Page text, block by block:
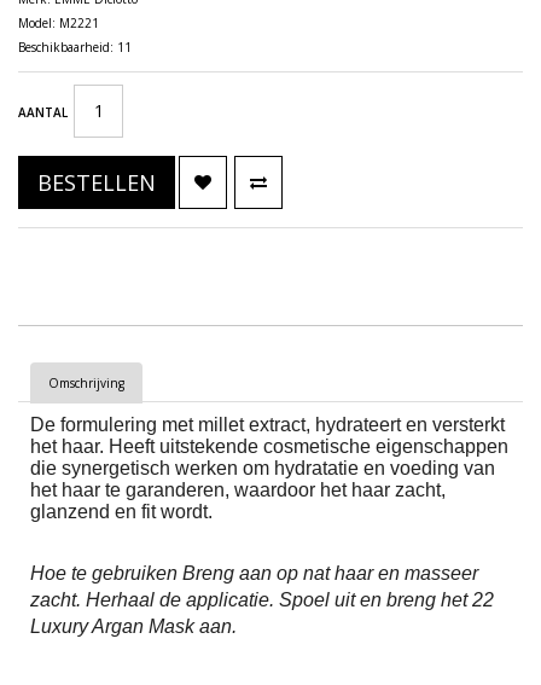
Model: M2221
Beschikbaarheid: 11
AANTAL
BESTELLEN
Omschrijving
De formulering met millet extract, hydrateert en versterkt
het haar. Heeft uitstekende cosmetische eigenschappen
die synergetisch werken om hydratatie en voeding van
het haar te garanderen, waardoor het haar zacht,
glanzend en fit wordt.
Hoe te gebruiken Breng aan op nat haar en masseer
zacht. Herhaal de applicatie. Spoel uit en breng het 22
Luxury Argan Mask aan.